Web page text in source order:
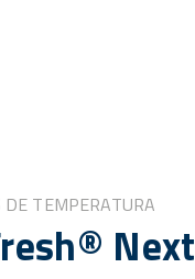
DE TEMPERATURA
Next